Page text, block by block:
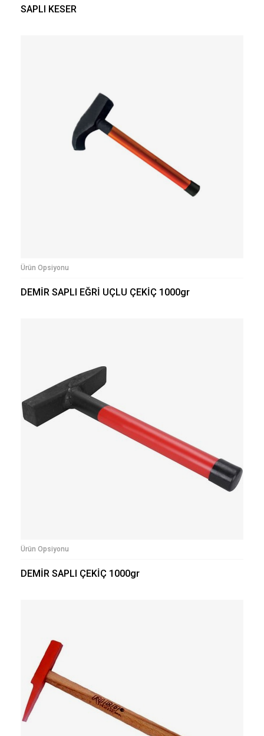
SAPLI KESER
Ürün Opsiyonu
DEMİR SAPLI EĞRİ UÇLU ÇEKİÇ 1000gr
Ürün Opsiyonu
DEMİR SAPLI ÇEKİÇ 1000gr